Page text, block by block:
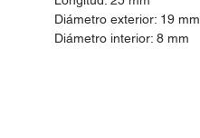
Diámetro exterior: 19 mm
Diámetro interior: 8 mm